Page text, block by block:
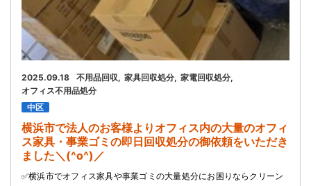
2025.09.18 不用品回収 家具回収処分 家電回収処分
オフィス不用品処分
中区
横浜市で法人のお客様よりオフィス内の大量のオフィ
ス家具・事業ゴミの即日回収処分の御依頼をいただき
ました＼(^o^)／
✅️横浜市でオフィス家具や事業ゴミの大量処分にお困りならクリーン